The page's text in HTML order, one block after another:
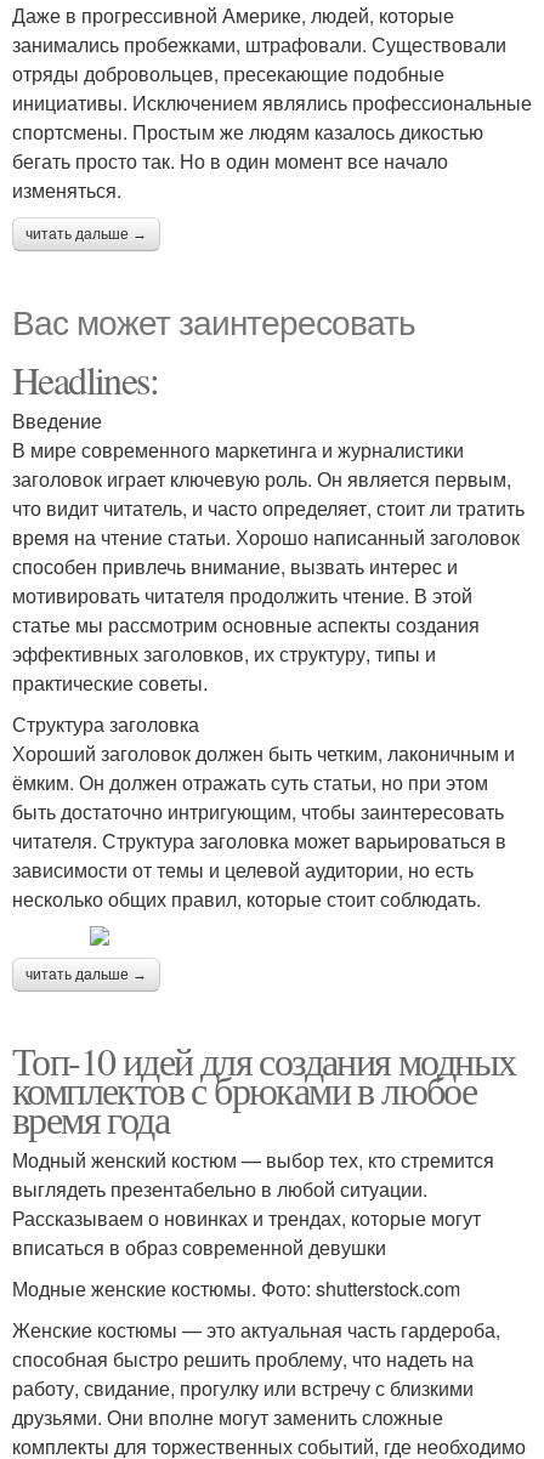
Даже в прогрессивной Америке, людей, которые
занимались пробежками, штрафовали. Существовали
отряды добровольцев, пресекающие подобные
инициативы. Исключением являлись профессиональные
спортсмены. Простым же людям казалось дикостью
бегать просто так. Но в один момент все начало
изменяться.
читать дальше →
Вас может заинтересовать
Headlines:
Введение
В мире современного маркетинга и журналистики
заголовок играет ключевую роль. Он является первым,
что видит читатель, и часто определяет, стоит ли тратить
время на чтение статьи. Хорошо написанный заголовок
способен привлечь внимание, вызвать интерес и
мотивировать читателя продолжить чтение. В этой
статье мы рассмотрим основные аспекты создания
эффективных заголовков, их структуру, типы и
практические советы.
Структура заголовка
Хороший заголовок должен быть четким, лаконичным и
ёмким. Он должен отражать суть статьи, но при этом
быть достаточно интригующим, чтобы заинтересовать
читателя. Структура заголовка может варьироваться в
зависимости от темы и целевой аудитории, но есть
несколько общих правил, которые стоит соблюдать.
читать дальше →
Топ-10 идей для создания модных
комплектов с брюками в любое
время года
Модный женский костюм — выбор тех, кто стремится
выглядеть презентабельно в любой ситуации.
Рассказываем о новинках и трендах, которые могут
вписаться в образ современной девушки
Модные женские костюмы. Фото: shutterstock.com
Женские костюмы — это актуальная часть гардероба,
способная быстро решить проблему, что надеть на
работу, свидание, прогулку или встречу с близкими
друзьями. Они вполне могут заменить сложные
комплекты для торжественных событий, где необходимо